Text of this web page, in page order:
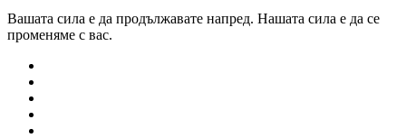
Вашата сила е да продължавате напред. Нашата сила е да се
променяме с вас.